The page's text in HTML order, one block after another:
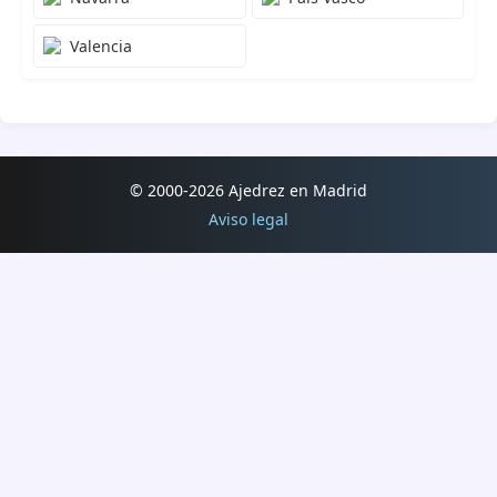
5. Torneo de Ferias San Nicasio 2026
25.07.2026
2. Torneo de Ajedrez Los Navalucillos -Promoción- 2026
25.07.2026
2. Torneo de Ajedrez Los Navalucillos Evaluable ELO 2026
Valencia
© 2000-2026 Ajedrez en Madrid
Aviso legal